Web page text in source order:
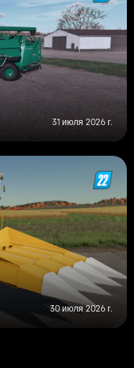
31 июля 2026 г.
30 июля 2026 г.